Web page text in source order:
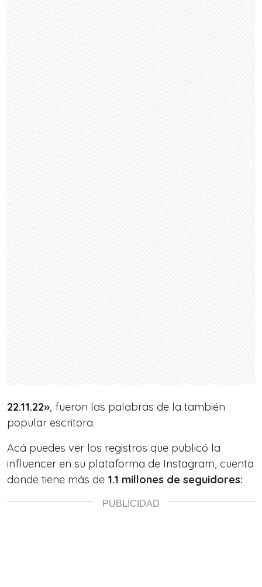
22.11.22», fueron las palabras de la también
popular escritora.
Acá puedes ver los registros que publicó la
influencer en su plataforma de Instagram, cuenta
donde tiene más de 1.1 millones de seguidores: